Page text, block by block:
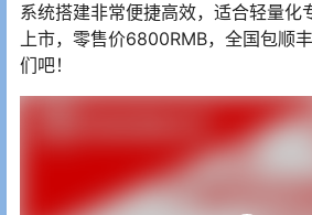
系统搭建非常便捷高效，适合轻量化
上市，零售价6800RMB，全国包顺
们吧！